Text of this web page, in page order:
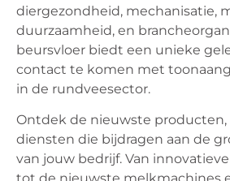
diergezondheid, mechanisatie,
duurzaamheid, en
beursvloer biedt een unieke
contact te komen met
in de rundveesector.
Ontdek de nieuwste
diensten die bijdragen aan de
van jouw bedrijf. Van